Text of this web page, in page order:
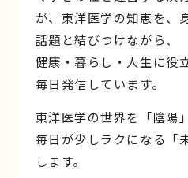
が、東洋医学の知恵を、
話題と結びつけながら、
健康・暮らし・人生に役
毎日発信しています。
東洋医学の世界を「陰陽
毎日が少しラクになる「
します。